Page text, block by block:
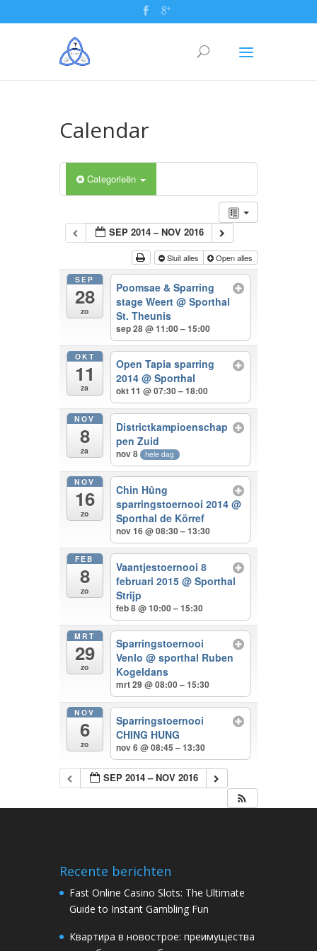
Calendar
Categorieën
SEP 2014 – NOV 2016
Sluit alles Open alles
SEP
28
zo
Poomsae & Sparring
stage Weert@ Sporthal
St. Theunis
sep 28 @ 11:00 – 15:00
OKT
11
za
Open Tapia sparring
2014@ Sporthal
okt 11 @ 07:30 – 18:00
NOV
8
za
Districtkampioenschap
pen Zuid
nov 8 hele dag
NOV
16
zo
Chin Hûng
sparringstoernooi 2014@
Sporthal de Körref
nov 16 @ 08:30 – 13:30
FEB
8
zo
Vaantjestoernooi 8
februari 2015@ Sporthal
Strijp
feb 8 @ 10:00 – 15:30
MRT
29
zo
Sparringstoernooi
Venlo@ sporthal Ruben
Kogeldans
mrt 29 @ 08:00 – 15:30
NOV
6
zo
Sparringstoernooi
CHING HUNG
nov 6 @ 08:45 – 13:30
SEP 2014 – NOV 2016
Recente berichten
Fast Online Casino Slots: The Ultimate
Guide to Instant Gambling Fun
Квартира в новострое: преимущества